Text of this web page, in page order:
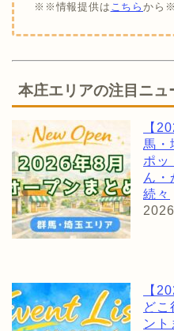
※※情報提供は こちらから
本庄エリアの注目ニュ
【
馬・
ポッ
ん・
続々
【
どこ
ント